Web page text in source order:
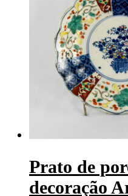
Prato de
decoração